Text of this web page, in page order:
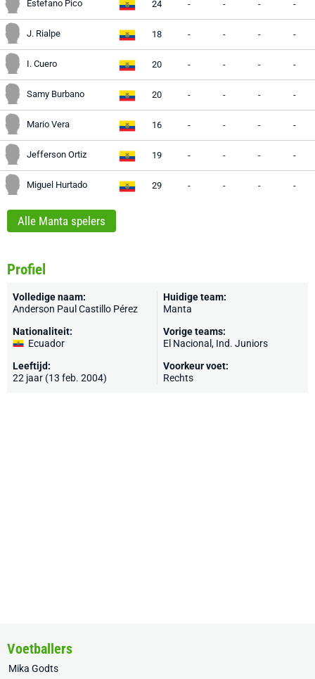
Estefano Pico 24 - - - -
J. Rialpe 18 - - - -
I. Cuero 20 - - - -
Samy Burbano 20 - - - -
Mario Vera 16 - - - -
Jefferson Ortiz 19 - - - -
Miguel Hurtado 29 - - - -
Alle Manta spelers
Profiel
Volledige naam:
Anderson Paul Castillo Pérez
Nationaliteit:
Ecuador
Leeftijd:
22 jaar (13 feb. 2004)
Huidige team:
Manta
Vorige teams:
El Nacional, Ind. Juniors
Voorkeur voet:
Rechts
Voetballers
Mika Godts